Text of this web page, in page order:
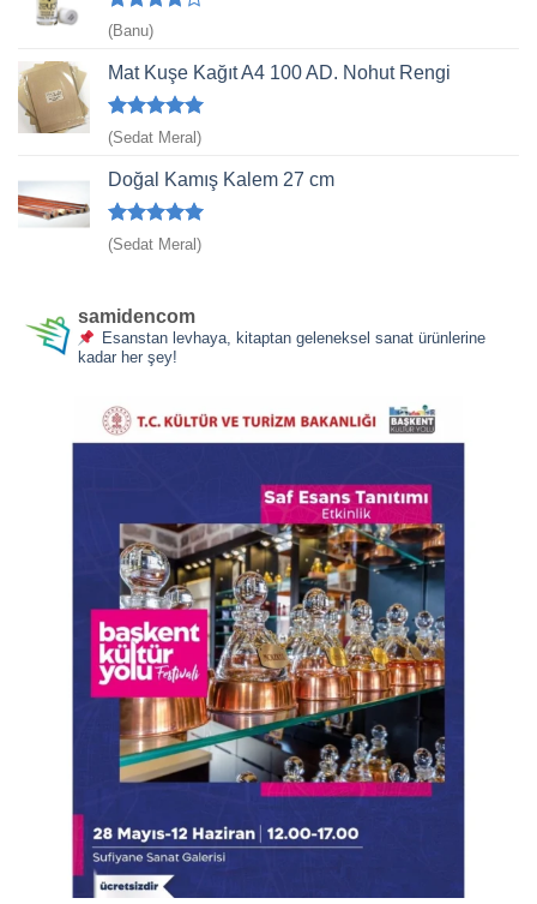
5
üzerinden
4oy aldı
(Banu)
Mat Kuşe Kağıt A4 100 AD. Nohut Rengi
5 üzerinden
5
(Sedat Meral)
Doğal Kamış Kalem 27 cm
5 üzerinden
5
(Sedat Meral)
samidencom
Esanstan levhaya, kitaptan geleneksel sanat ürünlerine
kadar her şey!